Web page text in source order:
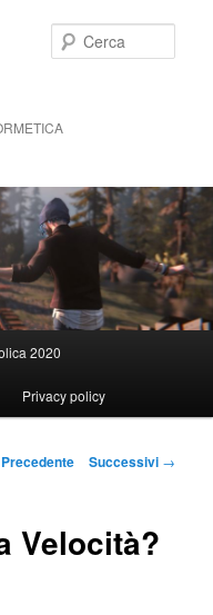
2020
Privacy policy
Precedente Successivi →
Velocità?